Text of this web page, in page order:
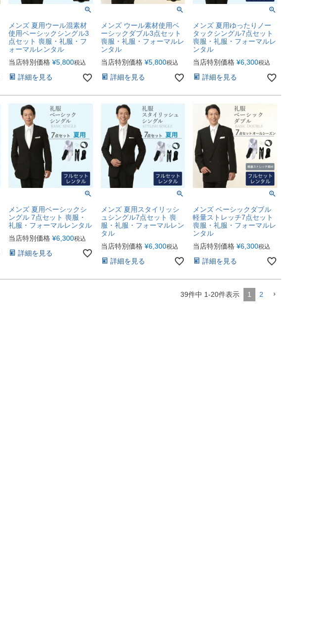
メンズ 夏用ウール混素材
使用ベーシックシングル3
点セット 喪服・礼服・フ
ォーマルレンタル
当店特別価格 ¥5,800税込
詳細を見る
メンズ ウール素材使用ベ
ーシックダブル3点セット
喪服・礼服・フォーマルレ
ンタル
当店特別価格 ¥5,800税込
詳細を見る
メンズ 夏用ゆったりノー
タックシングル7点セット
喪服・礼服・フォーマルレ
ンタル
当店特別価格 ¥6,300税込
詳細を見る
メンズ 夏用ベーシックシ
ングル 7点セット 喪服・
礼服・フォーマルレンタル
当店特別価格 ¥6,300税込
詳細を見る
メンズ 夏用スタイリッシ
ュシングル7点セット 喪
服・礼服・フォーマルレン
タル
当店特別価格 ¥6,300税込
詳細を見る
メンズ ベーシックダブル
軽量ストレッチ7点セット
喪服・礼服・フォーマルレ
ンタル
当店特別価格 ¥6,300税込
詳細を見る
39件中 1-20件表示 1 2